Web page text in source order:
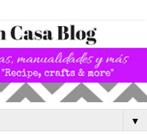
▼